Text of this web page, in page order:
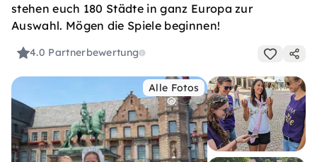
stehen euch 180 Städte in ganz Europa zur
Auswahl. Mögen die Spiele beginnen!
4.0 Partnerbewertung
Alle Fotos